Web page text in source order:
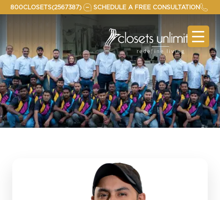
to
content
800CLOSETS(2567387) SCHEDULE A FREE CONSULTATION